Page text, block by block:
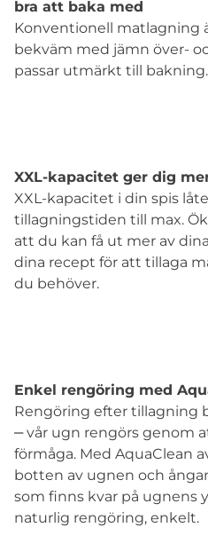
bra att baka med
Konventionell matlagning
bekväm med jämn över-
passar utmärkt till bakning.
XXL-kapacitet ger dig
XXL-kapacitet i din spis
tillagningstiden till max.
att du kan få ut mer av
dina recept för att tillaga
du behöver.
Enkel rengöring med
Rengöring efter tillagning
‒ vår ugn rengörs genom
förmåga. Med AquaClean
botten av ugnen och
som finns kvar på ugnens
naturlig rengöring, enkelt.